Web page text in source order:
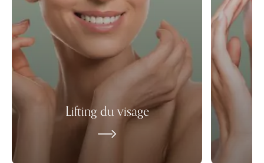
Lifting du visage